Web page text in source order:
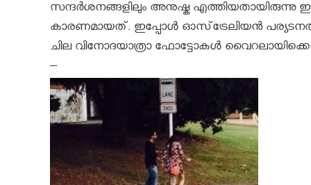
സന്ദര്‍ശനങ്ങളിലും അനുഷ്ക
കാരണമായത്. ഇപ്പോൾ ഓസ്‌ട്രേലിയന്‍
ചില വിനോദയാത്രാ ഫോട്ടോകൾ
–